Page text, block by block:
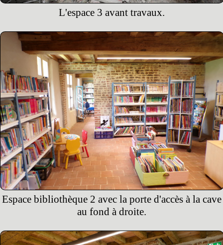
L'espace 3 avant travaux.
Espace bibliothèque 2 avec la porte d'accès à la cave
au fond à droite.